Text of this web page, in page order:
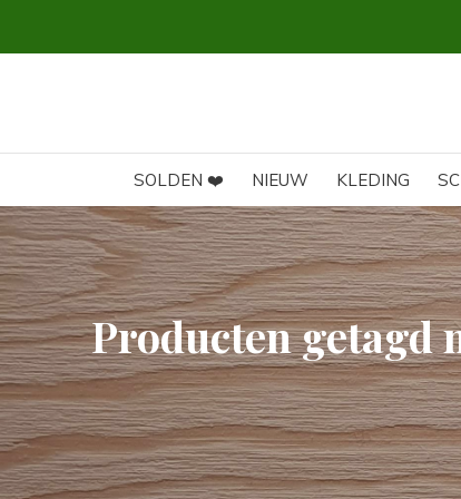
SOLDEN ❤️ NIEUW KLEDING
Producten getagd